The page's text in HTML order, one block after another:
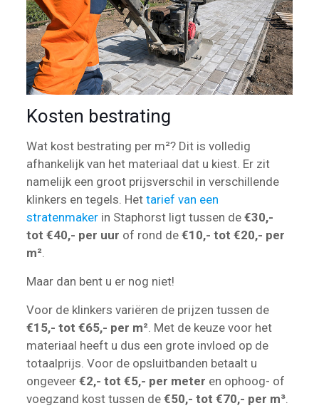
Kosten bestrating
Wat kost bestrating per m²? Dit is volledig
afhankelijk van het materiaal dat u kiest. Er zit
namelijk een groot prijsverschil in verschillende
klinkers en tegels. Het tarief van een
stratenmakerin Staphorst ligt tussen de €30,-
tot €40,- per uur of rond de €10,- tot €20,- per
m².
Maar dan bent u er nog niet!
Voor de klinkers variëren de prijzen tussen de
€15,- tot €65,- per m². Met de keuze voor het
materiaal heeft u dus een grote invloed op de
totaalprijs. Voor de opsluitbanden betaalt u
ongeveer €2,- tot €5,- per meter en ophoog- of
voegzand kost tussen de €50,- tot €70,- per m³.